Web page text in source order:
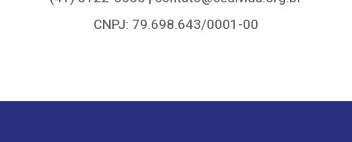
CNPJ: 79.698.643/0001-00